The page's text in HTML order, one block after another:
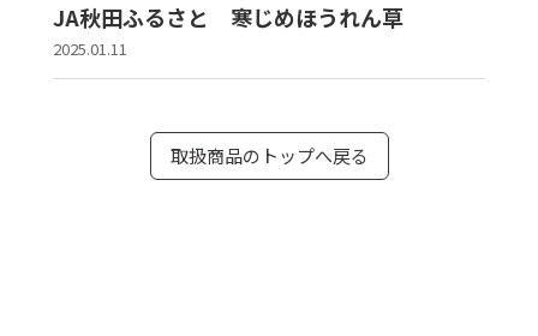
JA秋田ふるさと 寒じめほうれん草
2025.01.11
取扱商品のトップへ戻る